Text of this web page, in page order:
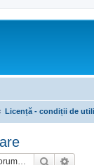
Licență - condiții de
Căutare